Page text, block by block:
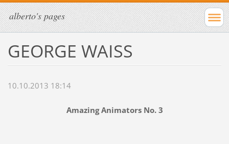
alberto's pages
GEORGE WAISS
10.10.2013 18:14
Amazing Animators No. 3